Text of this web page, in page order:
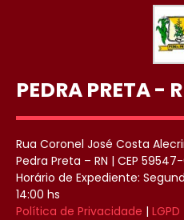
PEDRA PRETA -
Rua Coronel José Costa
Pedra Preta – RN | CEP
Horário de Expediente:
14:00 hs
Política de Privacidade | LGPD